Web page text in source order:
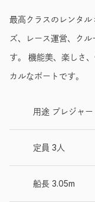
最高クラスのレンタ
ズ、レース運営、ク
す。 機能美、楽しさ
カルなボートです。
用途 プレジャー
定員 3人
船長 3.05m